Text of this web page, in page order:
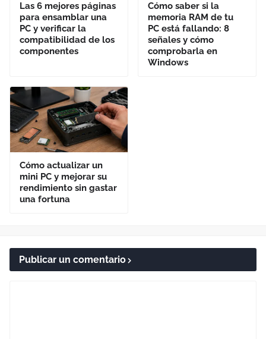
Las 6 mejores páginas
para ensamblar una
PC y verificar la
compatibilidad de los
componentes
Cómo saber si la
memoria RAM de tu
PC está fallando: 8
señales y cómo
comprobarla en
Windows
Cómo actualizar un
mini PC y mejorar su
rendimiento sin gastar
una fortuna
Publicar un comentario